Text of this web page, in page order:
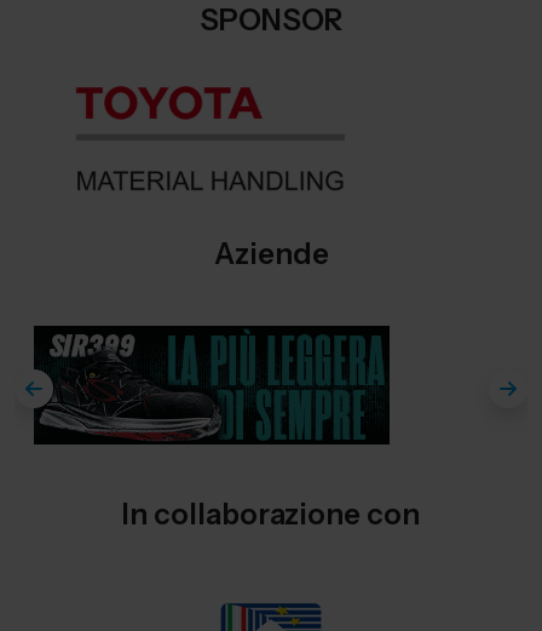
SPONSOR
Aziende
In collaborazione con